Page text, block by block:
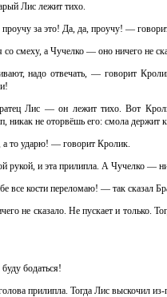
Лис лежит тихо.
за это! Да, да, проучу! —
со смеху, а Чучелко — оно ничего не
надо отвечать, — говорит
Лис — он лежит тихо. Вот
никак не оторвёшь его: смола
то ударю! — говорит Кролик.
рукой, и эта прилипла. А Чучелко —
все кости переломаю! — так сказал
не сказало. Не пускает и только.
бодаться!
прилипла. Тогда Лис выскочил из-